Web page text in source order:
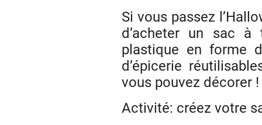
Si vous passez
d’acheter un sac
plastique en forme
d’épicerie
vous pouvez décorer !
Activité: créez votre